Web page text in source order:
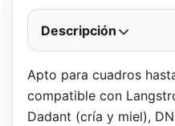
Descripción
Apto para cuadros
compatible con
Dadant (cría y miel),